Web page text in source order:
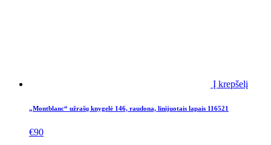
Į krepšelį
„Montblanc“ užrašų knygelė 146, raudona, linijuotais lapais 116521
€90